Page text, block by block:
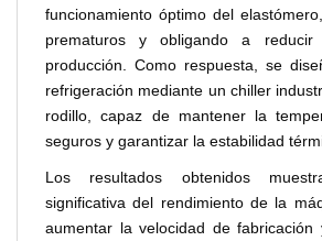
funcionamiento óptimo del
prematuros y obligando a
producción. Como respuesta, se
refrigeración mediante un chiller
rodillo, capaz de mantener la
seguros y garantizar la estabilidad
Los resultados obtenidos
significativa del rendimiento de la
aumentar la velocidad de fabricación